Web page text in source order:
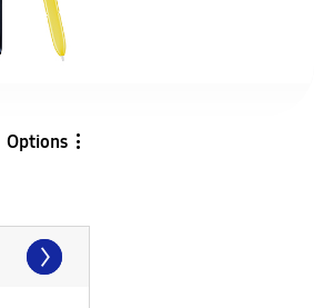
Options